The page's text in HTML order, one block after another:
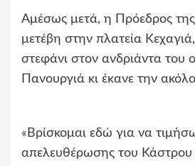
Αμέσως μετά, η
Πρόεδρος
μετέβη στην πλατεία
στεφάνι στον ανδριάντα του
Πανουργιά κι έκανε την
«Βρίσκομαι εδώ για να
απελευθέρωσης του